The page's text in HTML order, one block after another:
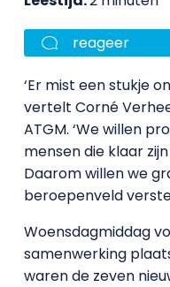
reageer
‘Er mist een stukje
vertelt Corné
ATGM. ‘We willen
mensen die klaar
Daarom willen we
beroepenveld
Woensdagmiddag
samenwerking
waren de zeven